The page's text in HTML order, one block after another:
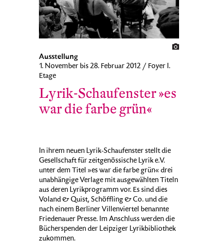
Ausstellung
1. November bis 28. Februar 2012 / Foyer I.
Etage
Lyrik-Schaufenster »es
war die farbe grün«
In ihrem neuen Lyrik-Schaufenster stellt die
Gesellschaft für zeitgenössische Lyrik e.V.
unter dem Titel »es war die farbe grün« drei
unabhängige Verlage mit ausgewählten Titeln
aus deren Lyrikprogramm vor. Es sind dies
Voland & Quist, Schöffling & Co. und die
nach einem Berliner Villenviertel benannte
Friedenauer Presse. Im Anschluss werden die
Bücherspenden der Leipziger Lyrikbibliothek
zukommen.